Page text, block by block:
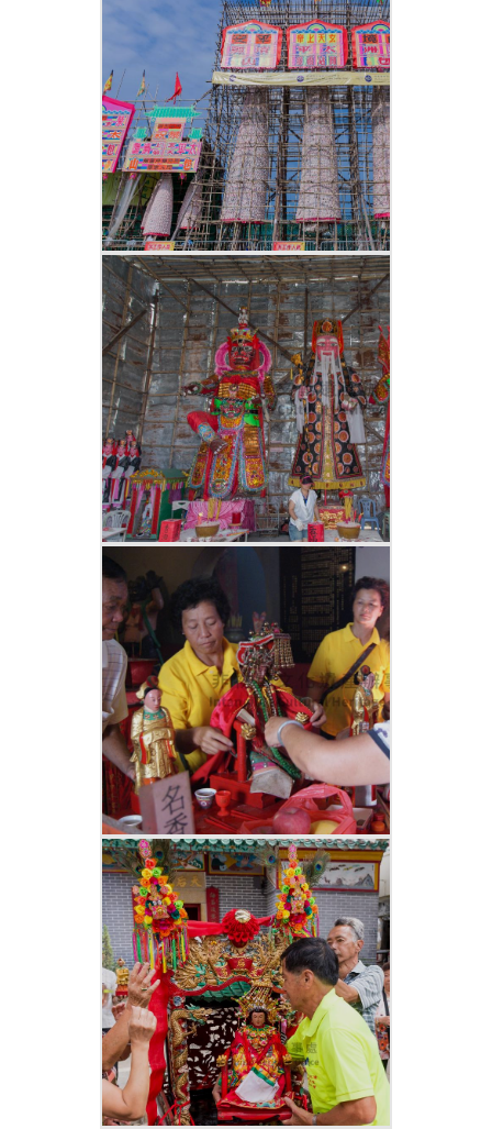
套上。而餘下的鐵架部分以各種主題飾物
覆蓋，表面看來，色芯活像踩在飾物上飄
了起來。
裝崁前後用了40分鐘，值理會成員在狹窄
及擠滿遊客的街道中將飄色車運往預備
區，他們有一枝長形丫叉，用作轉彎時供
色芯的扶手，另外亦有一把加長了手柄的
雨傘沿途為色芯擋太陽。
會景巡遊
下午舉行的飄色會景巡遊，由各街坊及團
體派出飄色、醒獅、麒麟、樂隊和潮州大
鑼鼓等，共十多支隊伍，沿市中心的主要
街道巡行，讓兩旁觀眾欣賞。巡遊隊伍由
長洲各廟宇的神靈率領，每個神像各置於
神鑾內，由多名壯漢抬行，當走到神棚前
的最後一段路，他們便以急跑方式將神靈
送回神棚，俗稱「走菩薩」。以往各人鬥
快奔跑，最早到達者被認為來年獲得好
運，但因屢起衝突，後來改為按先後次序
跑回神棚。
晚上於祭幽的碼頭，共有36幽席，供先人
或菩薩享用，每席有十份茶酒及供品（包
括幽包、餅、糖果、紙、筆、墨、撲克
牌、紙扇、梳、棋子、火柴、煙仔、十五
虎紙牌等）。大士王需面向幽席，等候進
行「化大士」儀式。
之後，很多長洲居民在鐵馬外等候搶包，
並互相討論及教導小朋友如何搶包。其
後，他們一窩蜂進入場內搜索可拿走的祭
品，在他們搶祭品的同時，大士王與其他
紙紮公仔也被火化了。
農曆四月初九 分發幽包、送神